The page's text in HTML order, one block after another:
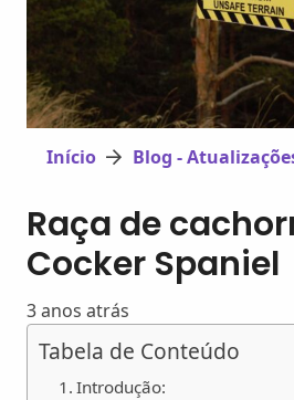
Início Blog -
Raça de
Cocker Spaniel
3 anos atrás
Tabela de Conteúdo
Introdução: